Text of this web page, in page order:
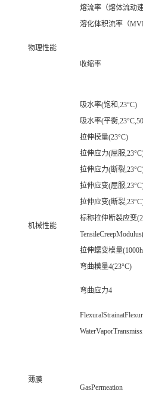
物理性能
熔流率（熔体流动
溶化体积流率（
收缩率
吸水率(饱和,23°C)
吸水率(平衡
机械性能
拉伸模量(23°C)
拉伸应力(屈服
拉伸应力(断裂
拉伸应变(屈服
拉伸应变(断裂
标称拉伸断裂应变
拉伸蠕变模量
弯曲模量4(23°C)
弯曲应力4
薄膜
GasPermeation